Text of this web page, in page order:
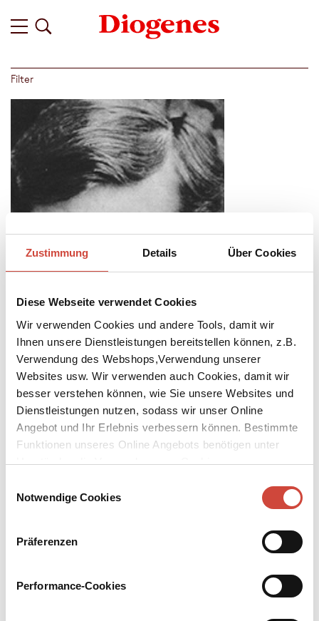
Zustimmung Details Über Cookies
Diese Webseite verwendet Cookies
Wir verwenden Cookies und andere Tools, damit wir
Ihnen unsere Dienstleistungen bereitstellen können, z.B.
Verwendung des Webshops,Verwendung unserer
Websites usw. Wir verwenden auch Cookies, damit wir
besser verstehen können, wie Sie unsere Websites und
Dienstleistungen nutzen, sodass wir unser Online
Angebot und Ihr Erlebnis verbessern können. Bestimmte
Funktionen unseres Online Angebots benötigen unter
Umständen die Verwendung von Cookies von
Notwendige Cookies
Präferenzen
Performance-Cookies
Filter
Foto: Archiv Diogenes Verlag
Download Bilddatei ↘
Henri Alain-Fournier
Weltkrieg in einem Wald bei Saint-Rémy. Mit seinem 1913
erschienenen Roman ›Der große Meaulnes‹, in dem er meisterhaft